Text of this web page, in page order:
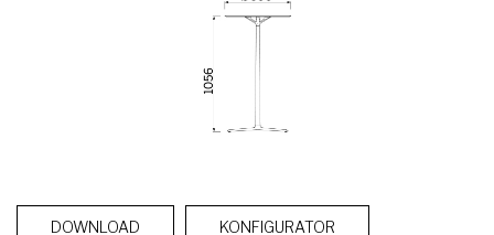
DOWNLOAD KONFIGURATOR